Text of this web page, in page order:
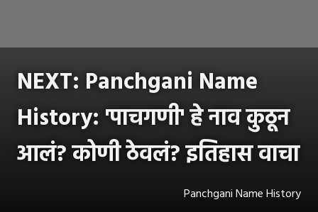
NEXT: Panchgani Name
History: 'पाचगणी' हे नाव कुठून
आलं? कोणी ठेवलं? इतिहास वाचा
Panchgani Name History